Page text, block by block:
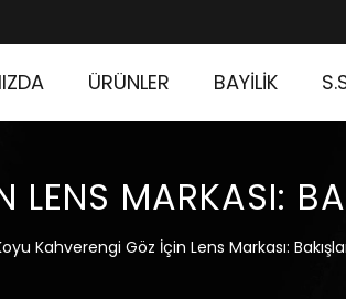
ÜRÜNLER BAYİLİK
MARKASI:
Kahverengi Göz İçin Lens Markası: